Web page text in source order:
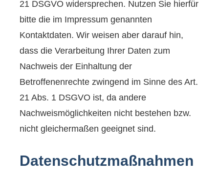
21 DSGVO widersprechen. Nutzen Sie hierfür
bitte die im Impressum genannten
Kontaktdaten. Wir weisen aber darauf hin,
dass die Verarbeitung Ihrer Daten zum
Nachweis der Einhaltung der
Betroffenenrechte zwingend im Sinne des Art.
21 Abs. 1 DSGVO ist, da andere
Nachweismöglichkeiten nicht bestehen bzw.
nicht gleichermaßen geeignet sind.
Datenschutzmaßnahmen